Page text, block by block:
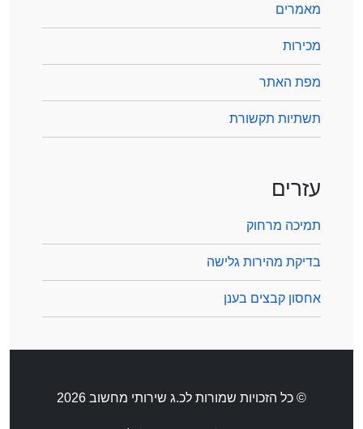
מאמרים
מכירות
מפת האתר
תשתיות תקשורת
עזרים
תמיכה מרחוק
בדיקת מהירות גלישה
אחסון קבצים בענן
© כל הזכויות שמורות לכ.ג שירותי מחשוב 2026